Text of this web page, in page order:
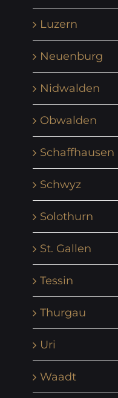
Luzern
Neuenburg
Nidwalden
Obwalden
Schaffhausen
Schwyz
Solothurn
St. Gallen
Tessin
Thurgau
Uri
Waadt